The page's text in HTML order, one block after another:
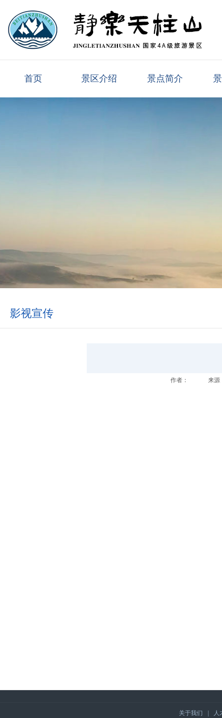
首页 景区介绍 景点简介
影视宣传
作者： 来源
关于我们 人